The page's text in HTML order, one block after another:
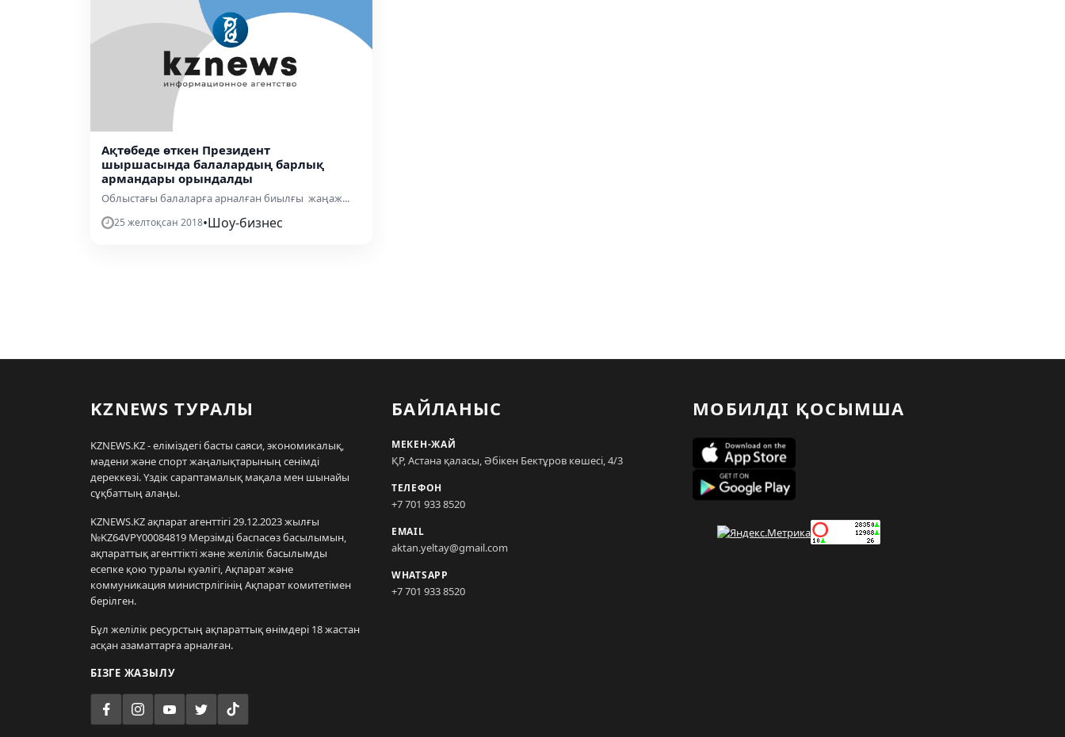
Ақтөбеде өткен Президент
шыршасында балалардың барлық
армандары орындалды
Облыстағы балаларға арналған биылғы жаңаж...
25 желтоқсан 2018•Шоу-бизнес
KZNEWS ТУРАЛЫ
KZNEWS.KZ - еліміздегі басты саяси, экономикалық,
мәдени және спорт жаңалықтарының сенімді
дереккөзі. Үздік сараптамалық мақала мен шынайы
сұқбаттың алаңы.
KZNEWS.KZ ақпарат агенттігі 29.12.2023 жылғы
№KZ64VPY00084819 Мерзімді баспасөз басылымын,
ақпараттық агенттікті және желілік басылымды
есепке қою туралы куәлігі, Ақпарат және
коммуникация министрлігінің Ақпарат комитетімен
берілген.
Бұл желілік ресурстың ақпараттық өнімдері 18 жастан
асқан азаматтарға арналған.
БІЗГЕ ЖАЗЫЛУ
БАЙЛАНЫС
МЕКЕН-ЖАЙ
ҚР, Астана қаласы, Әбікен Бектұров көшесі, 4/3
ТЕЛЕФОН
+7 701 933 8520
EMAIL
aktan.yeltay@gmail.com
WHATSAPP
+7 701 933 8520
МОБИЛДІ ҚОСЫМША